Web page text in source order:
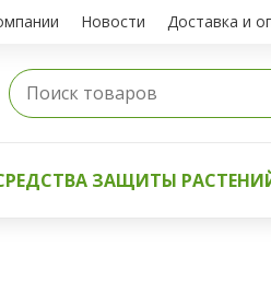
Новости Доставка и
ЗАЩИТЫ